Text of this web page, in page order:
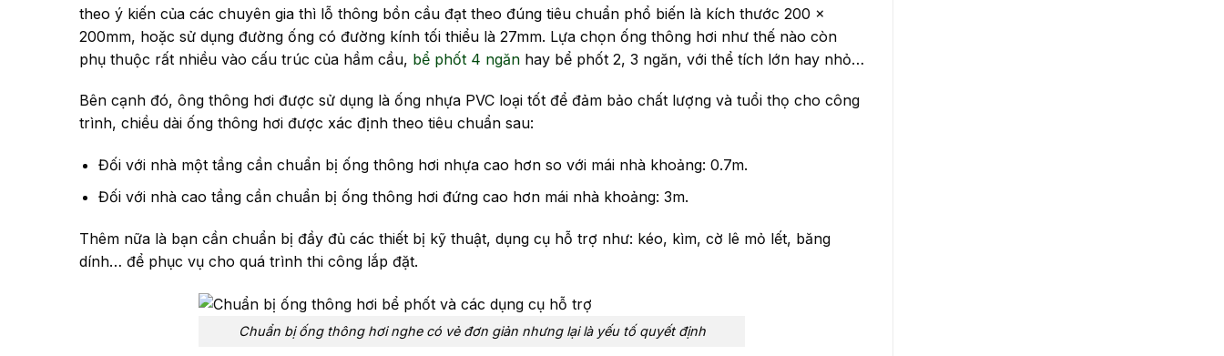
theo ý kiến của các chuyên gia thì lỗ thông bồn cầu đạt theo đúng tiêu chuẩn phổ biến là kích thước 200 x
200mm, hoặc sử dụng đường ống có đường kính tối thiểu là 27mm. Lựa chọn ống thông hơi như thế nào còn
phụ thuộc rất nhiều vào cấu trúc của hầm cầu, bể phốt 4 ngăn hay bể phốt 2, 3 ngăn, với thể tích lớn hay nhỏ…
Bên cạnh đó, ông thông hơi được sử dụng là ống nhựa PVC loại tốt để đảm bảo chất lượng và tuổi thọ cho công
trình, chiều dài ống thông hơi được xác định theo tiêu chuẩn sau:
Đối với nhà một tầng cần chuẩn bị ống thông hơi nhựa cao hơn so với mái nhà khoảng: 0.7m.
Đối với nhà cao tầng cần chuẩn bị ống thông hơi đứng cao hơn mái nhà khoảng: 3m.
Thêm nữa là bạn cần chuẩn bị đầy đủ các thiết bị kỹ thuật, dụng cụ hỗ trợ như: kéo, kìm, cờ lê mỏ lết, băng
dính… để phục vụ cho quá trình thi công lắp đặt.
Chuẩn bị ống thông hơi nghe có vẻ đơn giản nhưng lại là yếu tố quyết định